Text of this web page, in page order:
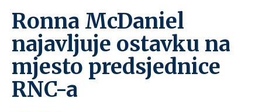
Ronna McDaniel
najavljuje ostavku na
mjesto predsjednice
RNC-a